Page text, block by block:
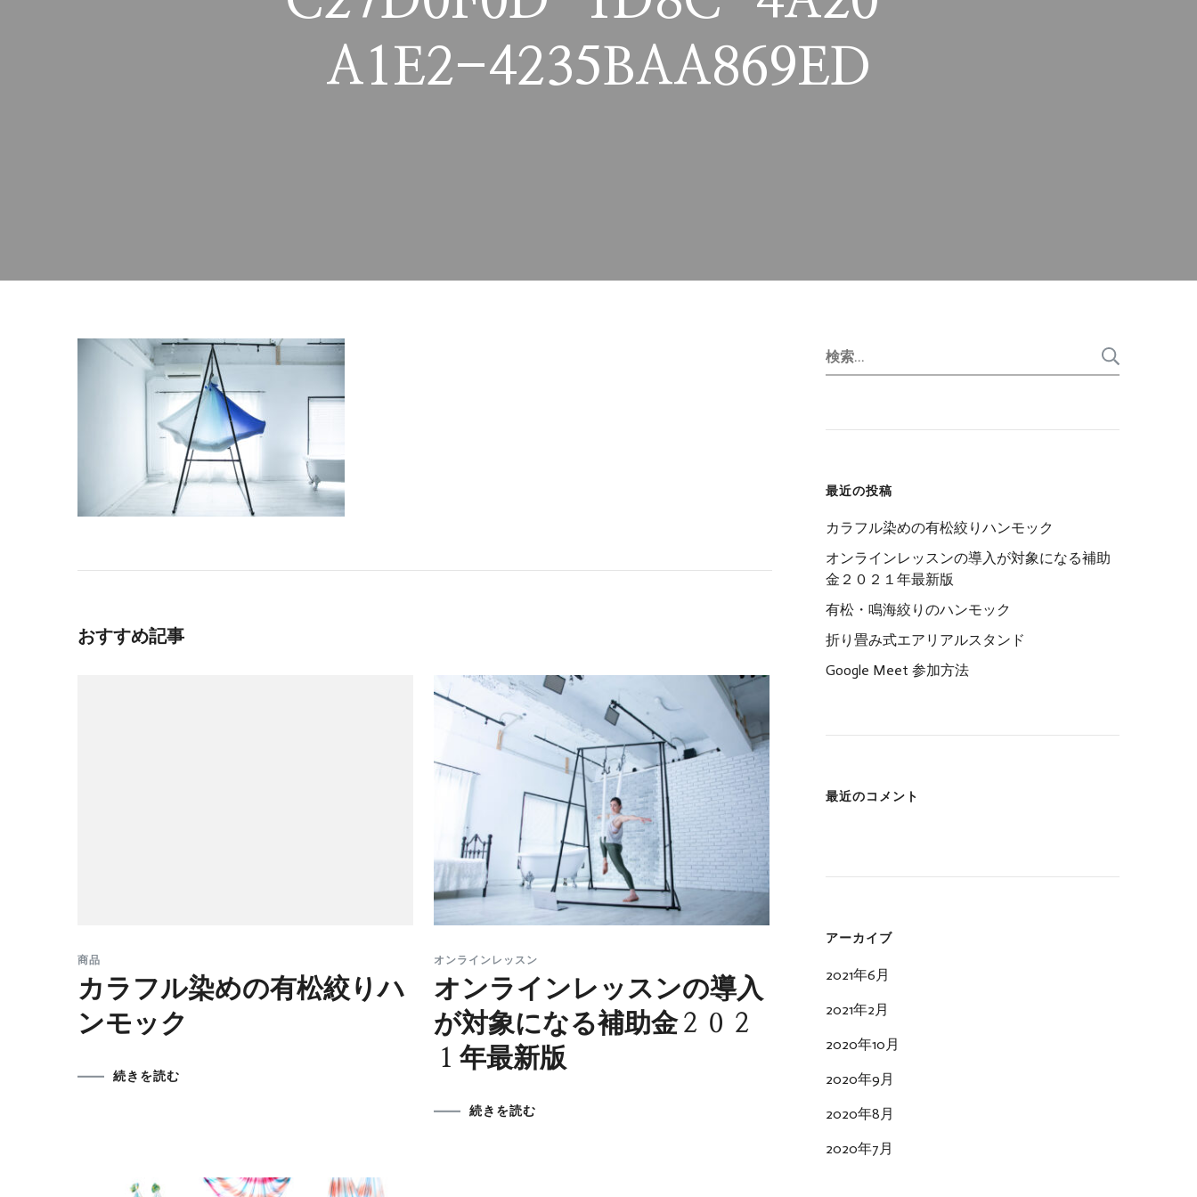
A1E2-4235BAA869ED
おすすめ記事
商品
カラフル染めの有松絞りハ
ンモック
続きを読む
オンラインレッスン
オンラインレッスンの導入
が対象になる補助金２０２
１年最新版
続きを読む
検
索:
最近の投稿
カラフル染めの有松絞りハンモック
オンラインレッスンの導入が対象になる補助
金２０２１年最新版
有松・鳴海絞りのハンモック
折り畳み式エアリアルスタンド
Google Meet 参加方法
最近のコメント
アーカイブ
2021年6月
2021年2月
2020年10月
2020年9月
2020年8月
2020年7月